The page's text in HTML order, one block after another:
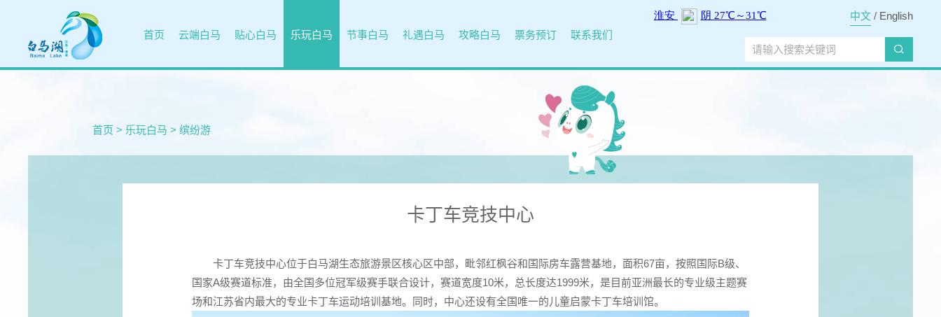
首页 云端白马 贴心白马 乐玩白马 节事白马 礼遇白马 攻略白马 票务预订 联系我们
中文/ English
首页 > 乐玩白马 > 缤纷游
卡丁车竞技中心
卡丁车竞技中心位于白马湖生态旅游景区核心区中部，毗邻红枫谷和国际房车露营基地，面积67亩，按照国际B级、
国家A级赛道标准，由全国多位冠军级赛手联合设计，赛道宽度10米，总长度达1999米，是目前亚洲最长的专业级主题赛
场和江苏省内最大的专业卡丁车运动培训基地。同时，中心还设有全国唯一的儿童启蒙卡丁车培训馆。